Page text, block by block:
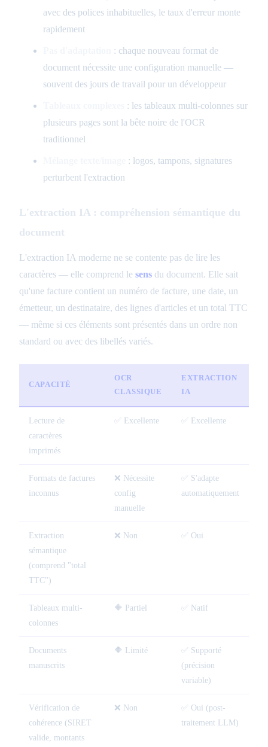
avec des polices inhabituelles, le taux d'erreur monte
rapidement
: chaque nouveau format de
document nécessite une configuration manuelle —
souvent des jours de travail pour un développeur
: les tableaux multi-colonnes sur
plusieurs pages sont la bête noire de l'OCR
traditionnel
: logos, tampons, signatures
perturbent l'extraction
L'extraction IA : compréhension sémantique du
document
L'extraction IA moderne ne se contente pas de lire les
caractères — elle comprend le sens du document. Elle sait
qu'une facture contient un numéro de facture, une date, un
émetteur, un destinataire, des lignes d'articles et un total TTC
— même si ces éléments sont présentés dans un ordre non
standard ou avec des libellés variés.
CAPACITÉ
OCR
CLASSIQUE
EXTRACTION
IA
Lecture de
caractères
imprimés
✅ Excellente ✅ Excellente
Formats de factures
inconnus
❌ Nécessite
config
manuelle
✅ S'adapte
automatiquement
Extraction
sémantique
(comprend "total
TTC")
❌ Non ✅ Oui
Tableaux multi-
colonnes
🔶 Partiel ✅ Natif
Documents
manuscrits
🔶 Limité
✅ Supporté
(précision
variable)
Vérification de
cohérence (SIRET
valide, montants
❌ Non
✅ Oui (post-
traitement LLM)